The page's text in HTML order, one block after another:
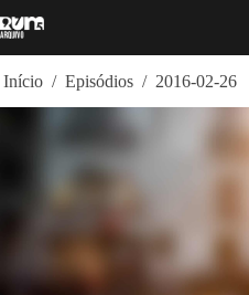
para
Início / Episódios / 2016-02-26